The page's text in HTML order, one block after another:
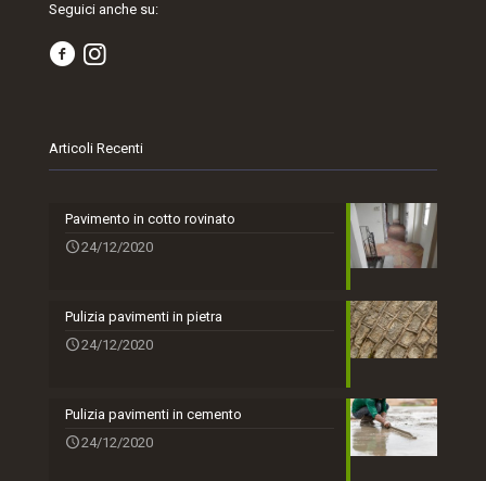
Seguici anche su:
Articoli Recenti
Pavimento in cotto rovinato
24/12/2020
Pulizia pavimenti in pietra
24/12/2020
Pulizia pavimenti in cemento
24/12/2020